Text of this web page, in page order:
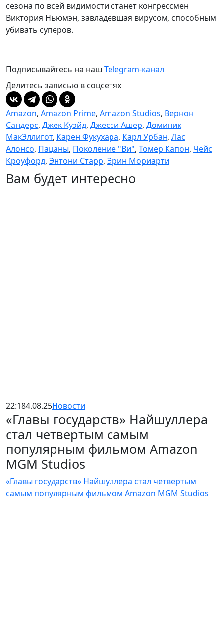
сезона по всей видимости станет конгрессмен
Виктория Ньюмэн, завладевшая вирусом, способным
убивать суперов.
Подписывайтесь на наш Telegram-канал
Делитесь записью в соцсетях
Amazon, Amazon Prime, Amazon Studios, Вернон
Сандерс, Джек Куэйд, Джесси Ашер, Доминик
МакЭллигот, Карен Фукухара, Карл Урбан, Лас
Алонсо, Пацаны, Поколение "Ви", Томер Капон, Чейс
Кроуфорд, Энтони Старр, Эрин Мориарти
Вам будет интересно
22:184.08.25Новости
«Главы государств» Найшуллера
стал четвертым самым
популярным фильмом Amazon
MGM Studios
«Главы государств» Найшуллера стал четвертым
самым популярным фильмом Amazon MGM Studios